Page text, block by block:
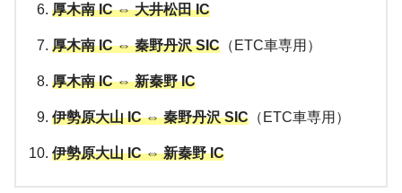
厚木南 IC ⇔ 大井松田 IC
厚木南 IC ⇔ 秦野丹沢 SIC （ETC車専用）
厚木南 IC ⇔ 新秦野 IC
伊勢原大山 IC ⇔ 秦野丹沢 SIC （ETC車専用）
伊勢原大山 IC ⇔ 新秦野 IC